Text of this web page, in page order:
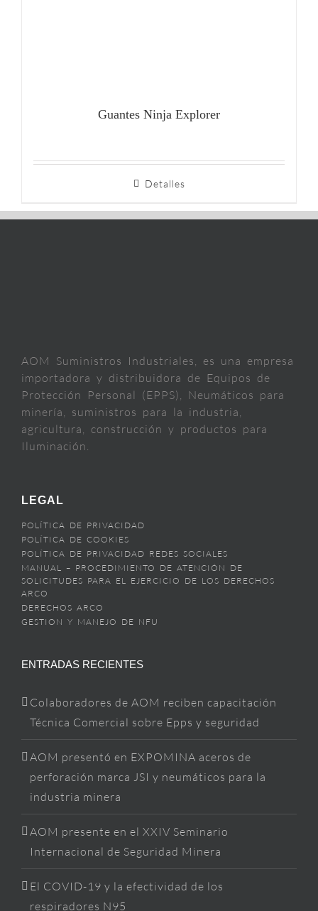
Guantes Ninja Explorer
Detalles
AOM Suministros Industriales, es una empresa
importadora y distribuidora de Equipos de
Protección Personal (EPPS), Neumáticos para
minería, suministros para la industria,
agricultura, construcción y productos para
Iluminación.
LEGAL
POLÍTICA DE PRIVACIDAD
POLÍTICA DE COOKIES
POLÍTICA DE PRIVACIDAD REDES SOCIALES
MANUAL – PROCEDIMIENTO DE ATENCIÓN DE
SOLICITUDES PARA EL EJERCICIO DE LOS DERECHOS
ARCO
DERECHOS ARCO
GESTION Y MANEJO DE NFU
ENTRADAS RECIENTES
Colaboradores de AOM reciben capacitación
Técnica Comercial sobre Epps y seguridad
AOM presentó en EXPOMINA aceros de
perforación marca JSI y neumáticos para la
industria minera
AOM presente en el XXIV Seminario
Internacional de Seguridad Minera
El COVID-19 y la efectividad de los
respiradores N95